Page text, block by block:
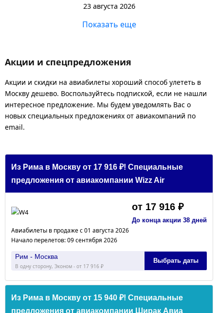
23 августа 2026
Показать еще
Акции и спецпредложения
Акции и скидки на авиабилеты хороший способ улететь в
Москву дешево. Воспользуйтесь подпиской, если не нашли
интересное предложение. Мы будем уведомлять Вас о
новых специальных предложениях от авиакомпаний по
email.
Из Рима в Москву от 17 916 ₽! Специальные
предложения от авиакомпании Wizz Air
от 17 916 ₽
До конца акции 38 дней
Авиабилеты в продаже с 01 августа 2026
Начало перелетов: 09 сентября 2026
Рим - Москва
В одну сторону, Эконом - от 17 916 ₽
Выбрать даты
Из Рима в Москву от 15 940 ₽! Специальные
предложения от авиакомпании Ширак Авиа